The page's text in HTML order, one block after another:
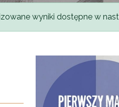
wyniki dostępne w